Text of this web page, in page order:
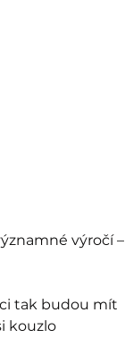
výročí –
tak budou mít
kouzlo